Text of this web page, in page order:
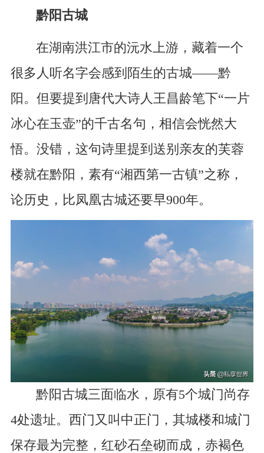
黔阳古城
在湖南洪江市的沅水上游，藏着一个
很多人听名字会感到陌生的古城——黔
阳。但要提到唐代大诗人王昌龄笔下“一片
冰心在玉壶”的千古名句，相信会恍然大
悟。没错，这句诗里提到送别亲友的芙蓉
楼就在黔阳，素有“湘西第一古镇”之称，
论历史，比凤凰古城还要早900年。
黔阳古城三面临水，原有5个城门尚存
4处遗址。西门又叫中正门，其城楼和城门
保存最为完整，红砂石垒砌而成，赤褐色